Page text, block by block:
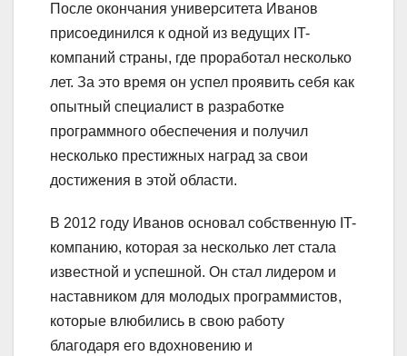
После окончания университета Иванов
присоединился к одной из ведущих IT-
компаний страны, где проработал несколько
лет. За это время он успел проявить себя как
опытный специалист в разработке
программного обеспечения и получил
несколько престижных наград за свои
достижения в этой области.
В 2012 году Иванов основал собственную IT-
компанию, которая за несколько лет стала
известной и успешной. Он стал лидером и
наставником для молодых программистов,
которые влюбились в свою работу
благодаря его вдохновению и